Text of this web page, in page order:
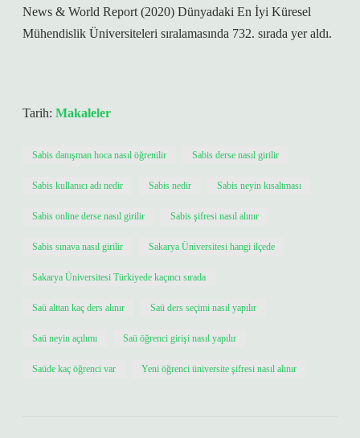
News & World Report (2020) Dünyadaki En İyi Küresel
Mühendislik Üniversiteleri sıralamasında 732. sırada yer aldı.
Tarih: Makaleler
Sabis danışman hoca nasıl öğrenilir Sabis derse nasıl girilir
Sabis kullanıcı adı nedir Sabis nedir Sabis neyin kısaltması
Sabis online derse nasıl girilir Sabis şifresi nasıl alınır
Sabis sınava nasıl girilir Sakarya Üniversitesi hangi ilçede
Sakarya Üniversitesi Türkiyede kaçıncı sırada
Saü alttan kaç ders alınır Saü ders seçimi nasıl yapılır
Saü neyin açılımı Saü öğrenci girişi nasıl yapılır
Saüde kaç öğrenci var Yeni öğrenci üniversite şifresi nasıl alınır